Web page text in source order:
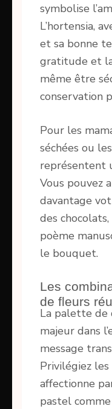
symbolise
L’hortensia,
et sa bonne
gratitude et
même être
conservation
Pour les
séchées ou
représentent
Vous pouvez
davantage
des
poème
le bouquet.
Les
de fleurs
La palette de
majeur dans
message
Privilégiez
affectionne
pastel